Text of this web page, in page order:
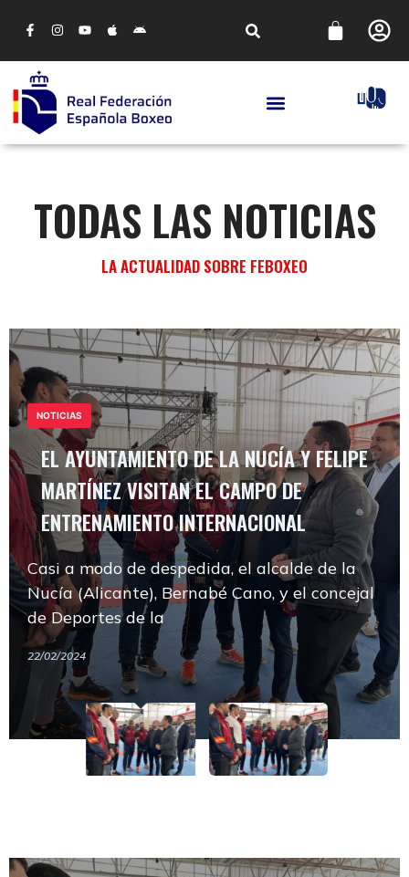
TODAS LAS NOTICIAS
LA ACTUALIDAD SOBRE FEBOXEO
EL AYUNTAMIENTO DE LA NUCÍA Y FELIPE
MARTÍNEZ VISITAN EL CAMPO DE
ENTRENAMIENTO INTERNACIONAL
Casi a modo de despedida, el alcalde de la
Nucía (Alicante), Bernabé Cano, y el concejal
de Deportes de la
22/02/2024
NOTICIAS
EL AYUNTAMIENTO DE LA NUCÍA Y FELIPE
MARTÍNEZ VISITAN EL CAMPO DE
ENTRENAMIENTO INTERNACIONAL
Casi a modo de despedida, el alcalde de la
Nucía (Alicante), Bernabé Cano, y el concejal
de Deportes de la
22/02/2024
NOTICIAS
EL AYUNTAMIENTO DE LA NUCÍA Y FELIPE
MARTÍNEZ VISITAN EL CAMPO DE
ENTRENAMIENTO INTERNACIONAL
Casi a modo de despedida, el alcalde de la
Nucía (Alicante), Bernabé Cano, y el concejal
de Deportes de la
22/02/2024